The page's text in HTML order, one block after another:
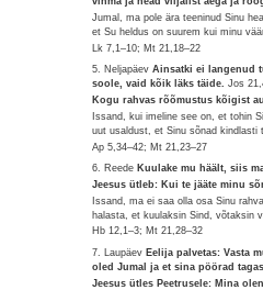
Jumal, ma pole ära teeninud Sinu
et Su heldus on suurem kui minu
Lk 7,1–10; Mt 21,18–22
5. NeljapäevAinsatki ei langenud
soole, vaid kõik läks täide.Jos
Kogu rahvas rõõmustus kõigist
Issand, kui imeline see on, et tohin
uut usaldust, et Sinu sõnad kindlasti
Ap 5,34–42; Mt 21,23–27
6. Reede Kuulake mu häält, siis
Jeesus ütleb: Kui te jääte minu
Issand, ma ei saa olla osa Sinu
halasta, et kuulaksin Sind, võtaksin
Hb 12,1–3; Mt 21,28–32
7. Laupäev Eelija palvetas: Vasta
oled Jumal ja et sina pöörad
Jeesus ütles Peetrusele: Mina